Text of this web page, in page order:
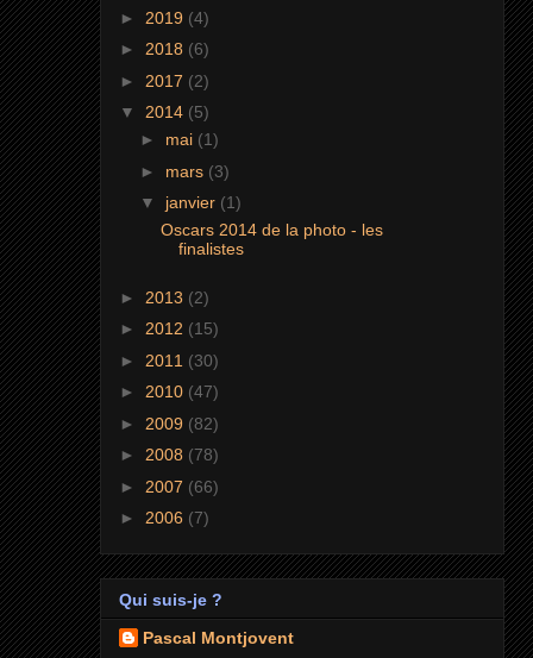
► 2019 (4)
► 2018 (6)
► 2017 (2)
▼ 2014 (5)
► mai (1)
► mars (3)
▼ janvier (1)
Oscars 2014 de la photo - les
finalistes
► 2013 (2)
► 2012 (15)
► 2011 (30)
► 2010 (47)
► 2009 (82)
► 2008 (78)
► 2007 (66)
► 2006 (7)
Qui suis-je ?
Pascal Montjovent